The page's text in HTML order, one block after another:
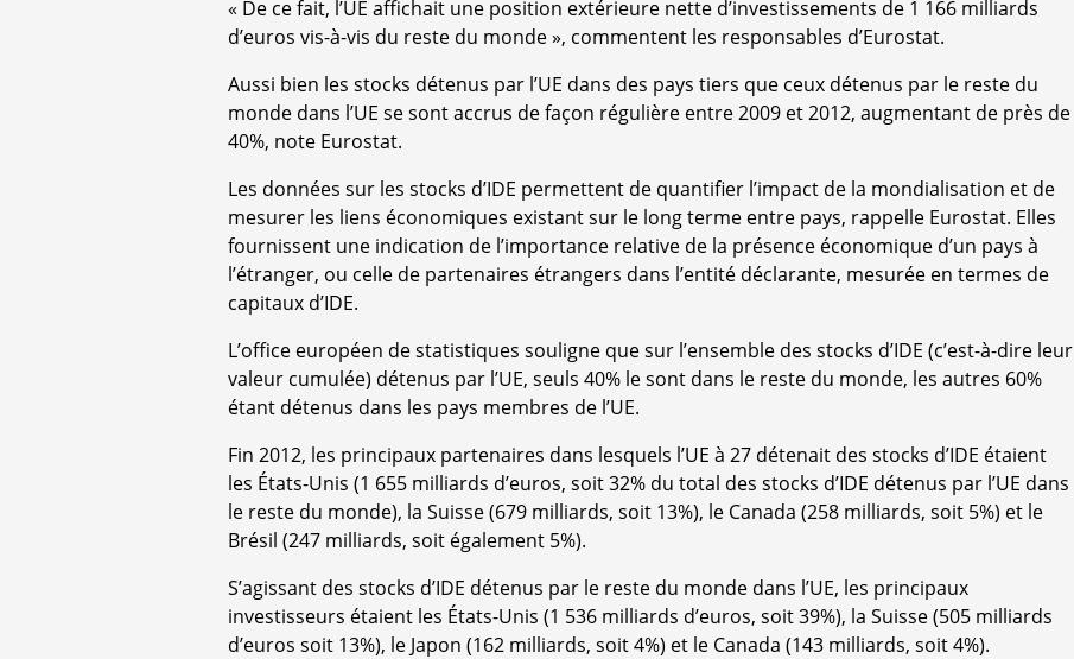
« De ce fait, l’UE affichait une position extérieure nette d’investissements de 1 166 milliards
d’euros vis-à-vis du reste du monde », commentent les responsables d’Eurostat.
Aussi bien les stocks détenus par l’UE dans des pays tiers que ceux détenus par le reste du
monde dans l’UE se sont accrus de façon régulière entre 2009 et 2012, augmentant de près de
40%, note Eurostat.
Les données sur les stocks d’IDE permettent de quantifier l’impact de la mondialisation et de
mesurer les liens économiques existant sur le long terme entre pays, rappelle Eurostat. Elles
fournissent une indication de l’importance relative de la présence économique d’un pays à
l’étranger, ou celle de partenaires étrangers dans l’entité déclarante, mesurée en termes de
capitaux d’IDE.
L’office européen de statistiques souligne que sur l’ensemble des stocks d’IDE (c’est-à-dire leur
valeur cumulée) détenus par l’UE, seuls 40% le sont dans le reste du monde, les autres 60%
étant détenus dans les pays membres de l’UE.
Fin 2012, les principaux partenaires dans lesquels l’UE à 27 détenait des stocks d’IDE étaient
les États-Unis (1 655 milliards d’euros, soit 32% du total des stocks d’IDE détenus par l’UE dans
le reste du monde), la Suisse (679 milliards, soit 13%), le Canada (258 milliards, soit 5%) et le
Brésil (247 milliards, soit également 5%).
S’agissant des stocks d’IDE détenus par le reste du monde dans l’UE, les principaux
investisseurs étaient les États-Unis (1 536 milliards d’euros, soit 39%), la Suisse (505 milliards
d’euros soit 13%), le Japon (162 milliards, soit 4%) et le Canada (143 milliards, soit 4%).